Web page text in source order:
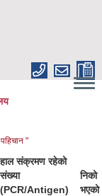
"
हाल संक्रमण रहेको
संख्या
(PCR/Antigen)
निको
भएको